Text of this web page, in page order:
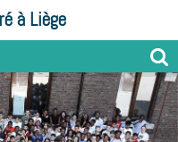
à Liège